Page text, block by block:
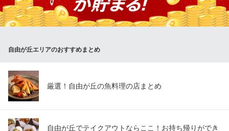
大切な方との記念日ディナーや、誕生日のお祝いにも多くご利用
いただいています。お気軽にお問い合わせください。
創作イタリアン
東京都目黒区中根2-13-20 レオナ都立大1F
自由が丘エリアのおすすめまとめ
厳選！自由が丘の魚料理の店まとめ
自由が丘でテイクアウトならここ！お持ち帰りができ